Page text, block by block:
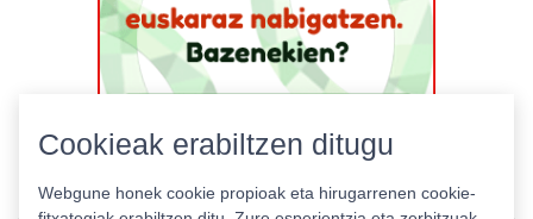
Cookieak erabiltzen ditugu
Webgune honek cookie propioak eta hirugarrenen cookie-